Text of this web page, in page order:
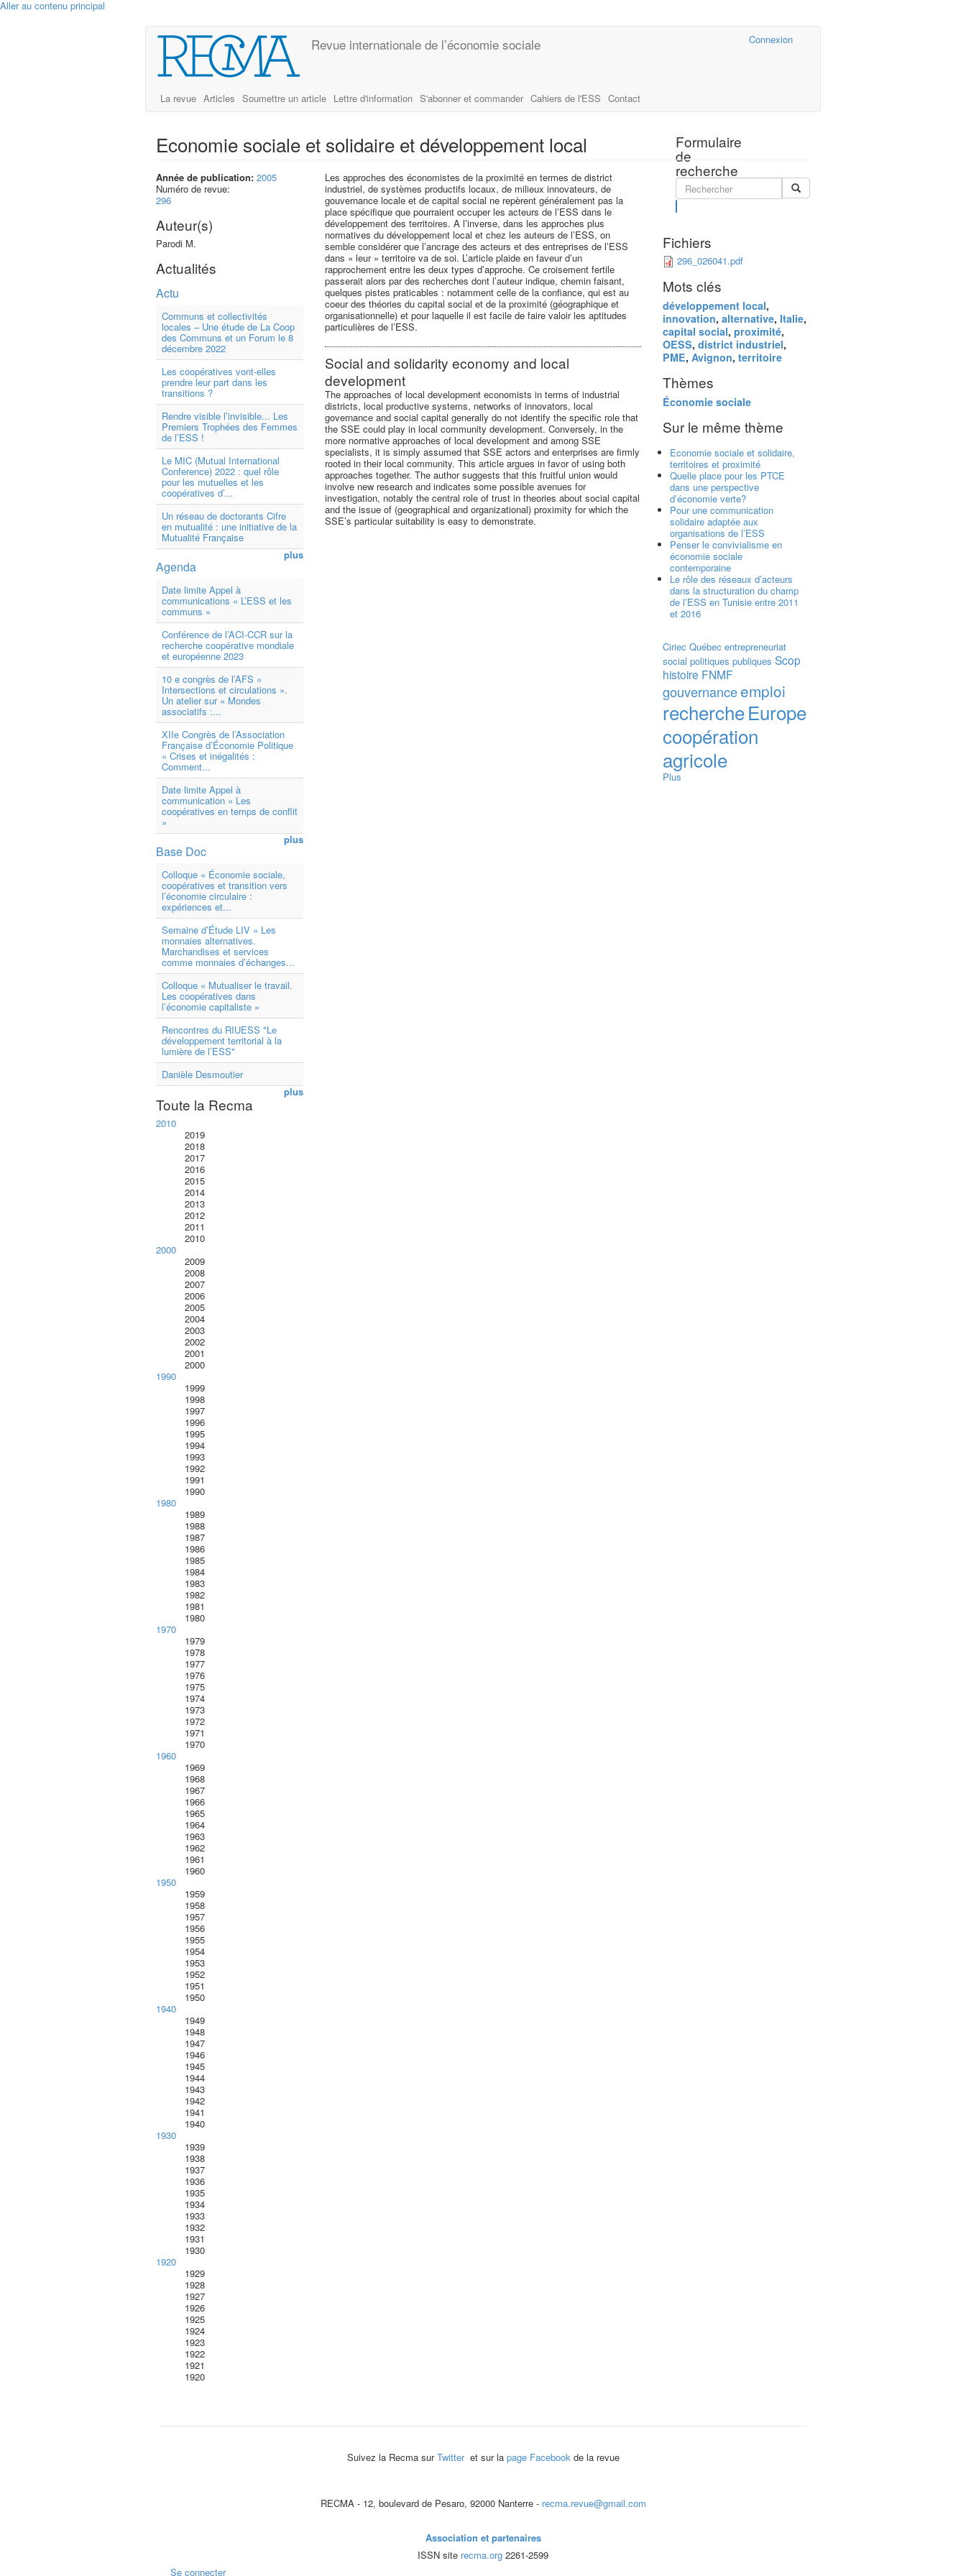
Aller au contenu principal
Connexion
Revue internationale de l’économie sociale
La revue Articles Soumettre un article Lettre d'information S'abonner et commander Cahiers de l'ESS Contact
Formulaire
de
recherche
Economie sociale et solidaire et développement local
Année de publication: 2005
Numéro de revue:
296
Auteur(s)
Parodi M.
Actualités
Actu
Communs et collectivités
locales – Une étude de La Coop
des Communs et un Forum le 8
décembre 2022
Les coopératives vont-elles
prendre leur part dans les
transitions ?
Rendre visible l’invisible... Les
Premiers Trophées des Femmes
de l’ESS !
Le MIC (Mutual International
Conference) 2022 : quel rôle
pour les mutuelles et les
coopératives d’...
Un réseau de doctorants Cifre
en mutualité : une initiative de la
Mutualité Française
plus
Agenda
Date limite Appel à
communications « L’ESS et les
communs »
Conférence de l’ACI-CCR sur la
recherche coopérative mondiale
et européenne 2023
10 e congrès de l’AFS «
Intersections et circulations ».
Un atelier sur « Mondes
associatifs :...
XIIe Congrès de l’Association
Française d’Économie Politique
« Crises et inégalités :
Comment...
Date limite Appel à
communication « Les
coopératives en temps de conflit
»
plus
Base Doc
Colloque « Économie sociale,
coopératives et transition vers
l’économie circulaire :
expériences et...
Semaine d’Étude LIV « Les
monnaies alternatives.
Marchandises et services
comme monnaies d’échanges...
Colloque « Mutualiser le travail.
Les coopératives dans
l’économie capitaliste »
Rencontres du RIUESS "Le
développement territorial à la
lumière de l’ESS"
Danièle Desmoutier
plus
Toute la Recma
2010
2019
2018
2017
2016
2015
2014
2013
2012
2011
2010
2000
2009
2008
2007
2006
2005
2004
2003
2002
2001
2000
1990
1999
1998
1997
1996
1995
1994
1993
1992
1991
1990
1980
1989
1988
1987
1986
1985
1984
1983
1982
1981
1980
1970
1979
1978
1977
1976
1975
1974
1973
1972
1971
1970
1960
1969
1968
1967
1966
1965
1964
1963
1962
1961
1960
1950
1959
1958
1957
1956
1955
1954
1953
1952
1951
1950
1940
1949
1948
1947
1946
1945
1944
1943
1942
1941
1940
1930
1939
1938
1937
1936
1935
1934
1933
1932
1931
1930
1920
1929
1928
1927
1926
1925
1924
1923
1922
1921
1920
Les approches des économistes de la proximité en termes de district
industriel, de systèmes productifs locaux, de milieux innovateurs, de
gouvernance locale et de capital social ne repèrent généralement pas la
place spécifique que pourraient occuper les acteurs de l’ESS dans le
développement des territoires. A l’inverse, dans les approches plus
normatives du développement local et chez les auteurs de l’ESS, on
semble considérer que l’ancrage des acteurs et des entreprises de l’ESS
dans « leur » territoire va de soi. L’article plaide en faveur d’un
rapprochement entre les deux types d’approche. Ce croisement fertile
passerait alors par des recherches dont l’auteur indique, chemin faisant,
quelques pistes praticables : notamment celle de la confiance, qui est au
coeur des théories du capital social et de la proximité (géographique et
organisationnelle) et pour laquelle il est facile de faire valoir les aptitudes
particulières de l’ESS.
Social and solidarity economy and local
development
The approaches of local development economists in terms of industrial
districts, local productive systems, networks of innovators, local
governance and social capital generally do not identify the specific role that
the SSE could play in local community development. Conversely, in the
more normative approaches of local development and among SSE
specialists, it is simply assumed that SSE actors and enterprises are firmly
rooted in their local community. This article argues in favor of using both
approaches together. The author suggests that this fruitful union would
involve new research and indicates some possible avenues for
investigation, notably the central role of trust in theories about social capital
and the issue of (geographical and organizational) proximity for which the
SSE’s particular suitability is easy to demonstrate.
Fichiers
296_026041.pdf
Mots clés
développement local,
innovation, alternative, Italie,
capital social, proximité,
OESS, district industriel,
PME, Avignon, territoire
Thèmes
Économie sociale
Sur le même thème
Economie sociale et solidaire,
territoires et proximité
Quelle place pour les PTCE
dans une perspective
d’économie verte?
Pour une communication
solidaire adaptée aux
organisations de l’ESS
Penser le convivialisme en
économie sociale
contemporaine
Le rôle des réseaux d’acteurs
dans la structuration du champ
de l’ESS en Tunisie entre 2011
et 2016
Ciriec Québec entrepreneuriat
social politiques publiques Scop
histoire FNMF
gouvernanceemploi
rechercheEurope
coopération
agricole
Plus
Suivez la Recma surTwitter et sur la page Facebookde la revue
RECMA - 12, boulevard de Pesaro, 92000 Nanterre - recma.revue@gmail.com
Association et partenaires
ISSN site recma.org 2261-2599
Se connecter